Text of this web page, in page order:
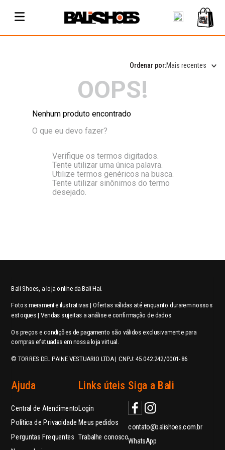
Mais recentes
OOPS!
Nenhum produto encontrado
O que eu devo fazer?
Verifique os termos digitados.
Tente utilizar uma única palavra.
Utilize termos genéricos na busca.
Tente utilizar sinônimos do termo
desejado.
Bali Shoes, a loja online da Bali Hai.
Fotos meramente ilustrativas | Ofertas válidas até enquanto durarem nossos
estoques | Vendas sujeitas a análise e confirmação de dados.
Os preços e condições de pagamento são válidos exclusivamente para
compras efetuadas em nossa loja virtual.
© TORRES DEL PAINE VESTUARIO LTDA | CNPJ: 45.042.242/0001-86
Ajuda
Central de Atendimento
Política de Privacidade
Perguntas Frequentes
Links úteis
Login
Meus pedidos
Trabalhe conosco
Siga a Bali
contato@balishoes.com.br
WhatsApp